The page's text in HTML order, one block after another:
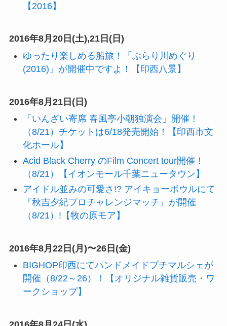
【2016】
2016年8月20日(土),21日(日)
ゆったり楽しめる船旅！「ぶらり川めぐり
(2016)」が開催中ですよ！【印西八景】
2016年8月21日(日)
「いんざい寄席 春風亭小朝独演会」開催！
（8/21）チケットは6/18発売開始！【印西市文
化ホール】
Acid Black Cherry のFilm Concert tour開催！
（8/21）【イオンモール千葉ニュータウン】
アイドル並みの可愛さ!? アイキョーボウルにて
『秋吉夕紀プロチャレンジマッチ』が開催
（8/21）!【牧の原モア】
2016年8月22日(月)〜26日(金)
BIGHOP印西にてハンドメイドプチマルシェが
開催（8/22～26）！【オリジナル雑貨販売・ワ
ークショップ】